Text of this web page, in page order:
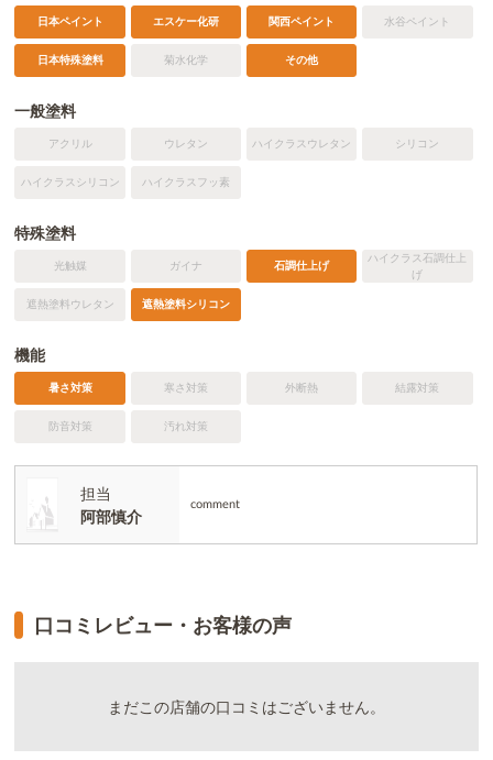
日本ペイント エスケー化研 関西ペイント 水谷ペイント
日本特殊塗料 菊水化学 その他
一般塗料
アクリル ウレタン ハイクラスウレタン シリコン
ハイクラスシリコン ハイクラスフッ素
特殊塗料
光触媒 ガイナ 石調仕上げ
ハイクラス石調仕上
げ
遮熱塗料ウレタン
遮熱塗料シリコン
機能
暑さ対策 寒さ対策 外断熱 結露対策
防音対策 汚れ対策
担当
阿部慎介
comment
口コミレビュー・お客様の声
まだこの店舗の口コミはございません。